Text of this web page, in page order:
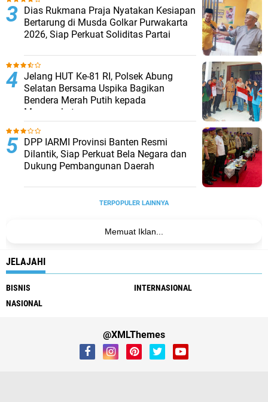
Dias Rukmana Praja Nyatakan Kesiapan
Bertarung di Musda Golkar Purwakarta
2026, Siap Perkuat Soliditas Partai
Jelang HUT Ke-81 RI, Polsek Abung
Selatan Bersama Uspika Bagikan
Bendera Merah Putih kepada
Masyarakat
DPP IARMI Provinsi Banten Resmi
Dilantik, Siap Perkuat Bela Negara dan
Dukung Pembangunan Daerah
TERPOPULER LAINNYA
Memuat Iklan...
JELAJAHI
BISNIS
INTERNASIONAL
NASIONAL
@XMLThemes